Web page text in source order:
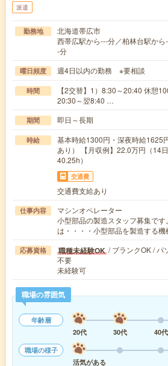
派遣
勤務地
北海道帯広市
西帯広駅から---分／柏林台駅か
-分
曜日頻度 週4日以内の勤務 ※要相談
時間
【2交替】1）8:30～20:40 休憩
20:30～翌8:40 …
期間 即日～長期
時給
基本時給1300円・深夜時給1625
あり） 【月収例】22.0万円（14
40.25h）
交通費
交通費支給あり
仕事内容
マシンオペレーター
小型部品の製造スタッフ募集で
は・・・・小型部品を製造する
応募資格 職種未経験OK / ブランクOK / パ
不要
未経験可
職場の雰囲気
年齢層
20代
30代 40代
職場の様子
活気がある